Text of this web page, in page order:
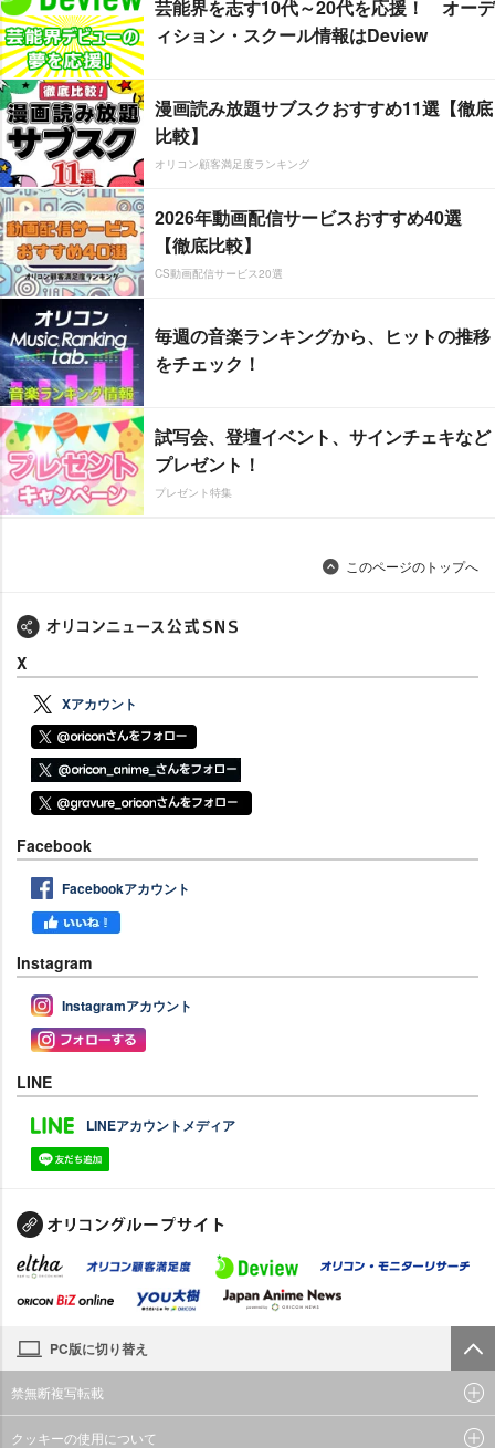
芸能界を志す10代～20代を応援！ オーデ
ィション・スクール情報はDeview
漫画読み放題サブスクおすすめ11選【徹底
比較】
オリコン顧客満足度ランキング
2026年動画配信サービスおすすめ40選
【徹底比較】
CS動画配信サービス20選
毎週の音楽ランキングから、ヒットの推移
をチェック！
試写会、登壇イベント、サインチェキなど
プレゼント！
プレゼント特集
このページのトップへ
X
Xアカウント
Facebook
Facebookアカウント
Instagram
Instagramアカウント
LINE
LINEアカウントメディア
PC版に切り替え
禁無断複写転載
クッキーの使用について